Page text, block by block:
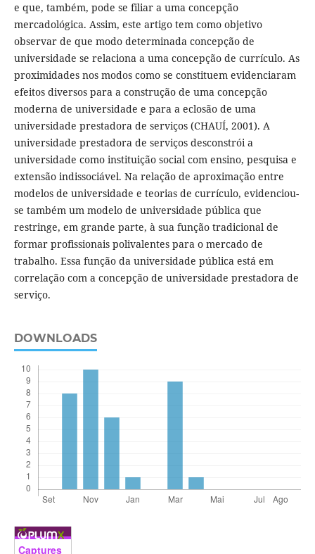
e que, também, pode se filiar a uma concepção
mercadológica. Assim, este artigo tem como objetivo
observar de que modo determinada concepção de
universidade se relaciona a uma concepção de currículo. As
proximidades nos modos como se constituem evidenciaram
efeitos diversos para a construção de uma concepção
moderna de universidade e para a eclosão de uma
universidade prestadora de serviços (CHAUÍ, 2001). A
universidade prestadora de serviços desconstrói a
universidade como instituição social com ensino, pesquisa e
extensão indissociável. Na relação de aproximação entre
modelos de universidade e teorias de currículo, evidenciou-
se também um modelo de universidade pública que
restringe, em grande parte, à sua função tradicional de
formar profissionais polivalentes para o mercado de
trabalho. Essa função da universidade pública está em
correlação com a concepção de universidade prestadora de
serviço.
DOWNLOADS
Captures